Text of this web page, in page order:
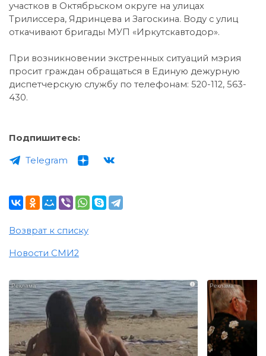
участков в Октябрьском округе на улицах
Трилиссера, Ядринцева и Загоскина. Воду с улиц
откачивают бригады МУП «Иркутскавтодор».
При возникновении экстренных ситуаций мэрия
просит граждан обращаться в Единую дежурную
диспетчерскую службу по телефонам: 520-112, 563-
430.
Подпишитесь:
Telegram
Возврат к списку
Новости СМИ2
i